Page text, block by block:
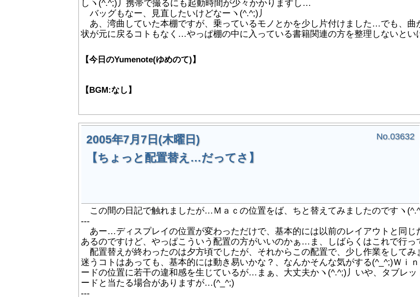
しヽ(^.^;)丿携帯で撮るにも起動時間が少々かかりますし…
バッグもなー、見直したいけどなーヽ(^.^;)丿
あ、湾曲していた本棚ですが、乗っているモノとかを少し片付けました…でも、曲
状が元に戻るコトもなく…やっぱ棚の中に入っている書籍関連の方を整理しないと
【今日のYumenote(ゆめのて)】
【BGM:なし】
No.03632
2005年7月7日(木曜日)
【ちょっと配置替え…だってさ】
この間の日記で触れましたが…Ｍａｃの位置をば、ちと替えてみましたのですヽ
---
あー…ディスプレイの位置が変わっただけで、基本的には以前のレイアウトと同
あるのですけど、やっぱこういう配置の方がいいのかぁ…ま、しばらくはこれで行っ
配置替えが終わったのは夕方頃でしたが、それからこの配置で、少し作業をして
迷うコトはあっても、基本的には動き易いかな？、なんかそんな気がする(^_^;)Ｗｉ
ードの位置に若干の違和感を生じているが…まぁ、大丈夫かヽ(^.^;)丿いや、タブレ
ードと当たる場合がありますが…(^_^;)
---